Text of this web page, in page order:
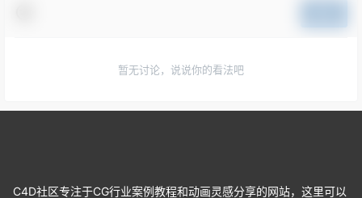
暂无讨论，说说你的看法吧
C4D社区专注于CG行业案例教程和动画灵感分享的网站，这里可以